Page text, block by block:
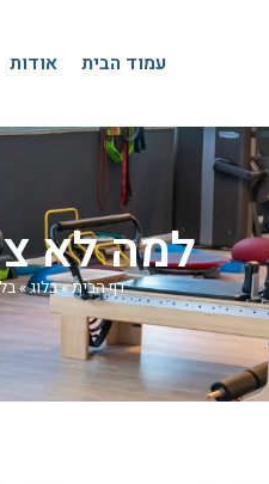
עמוד הבית אודות
למה לא
דף הבית»בלוג»